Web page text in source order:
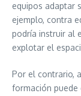
equipos adaptar
ejemplo, contra
podría instruir al
explotar el
Por el contrario,
formación puede